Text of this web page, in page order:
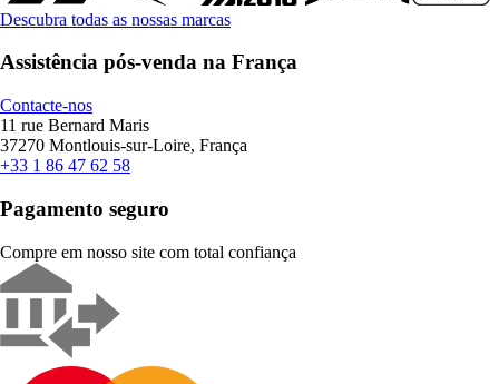
Descubra todas as nossas marcas
Assistência pós-venda na França
Contacte-nos
11 rue Bernard Maris
37270 Montlouis-sur-Loire, França
+33 1 86 47 62 58
Pagamento seguro
Compre em nosso site com total confiança